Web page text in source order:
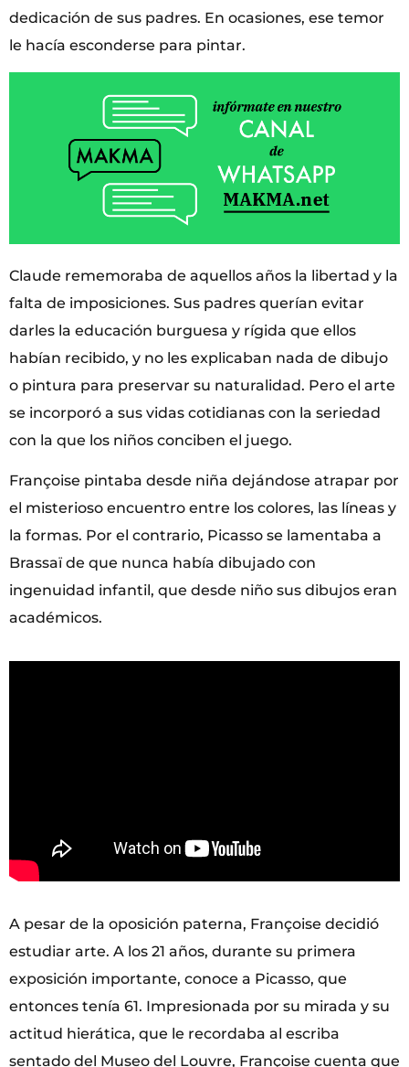
dedicación de sus padres. En ocasiones, ese temor
le hacía esconderse para pintar.
Claude rememoraba de aquellos años la libertad y la
falta de imposiciones. Sus padres querían evitar
darles la educación burguesa y rígida que ellos
habían recibido, y no les explicaban nada de dibujo
o pintura para preservar su naturalidad. Pero el arte
se incorporó a sus vidas cotidianas con la seriedad
con la que los niños conciben el juego.
Françoise pintaba desde niña dejándose atrapar por
el misterioso encuentro entre los colores, las líneas y
la formas. Por el contrario, Picasso se lamentaba a
Brassaï de que nunca había dibujado con
ingenuidad infantil, que desde niño sus dibujos eran
académicos.
A pesar de la oposición paterna, Françoise decidió
estudiar arte. A los 21 años, durante su primera
exposición importante, conoce a Picasso, que
entonces tenía 61. Impresionada por su mirada y su
actitud hierática, que le recordaba al escriba
sentado del Museo del Louvre, Françoise cuenta que